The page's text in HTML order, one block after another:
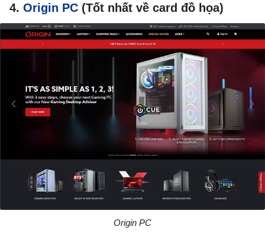
4. Origin PC (Tốt nhất về card đồ họa)
Origin PC